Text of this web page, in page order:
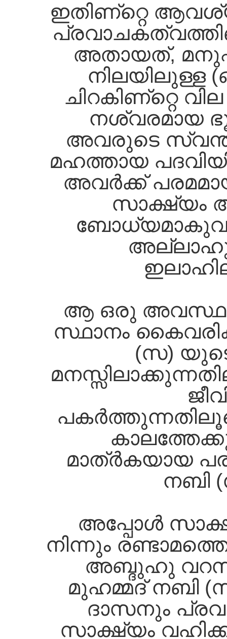
ഇതിണ്റ്റെ
അതായത്‌,
നിലയിലുള്ള
ചിറകിണ്റ്റെ
നശ്വരമായ
അവരുടെ
മഹത്തായ
അവര്‍ക്ക്‌
സാക്ഷ്യം
ആ ഒരു അവസ്ഥ
സ്ഥാനം
(സ)
മാത്ര്‍കയായ
നബി
അപ്പോള്‍
നിന്നും
അബ്ദുഹു
മുഹമ്മദ്‌ നബി
ദാസനും
സാക്ഷ്യം